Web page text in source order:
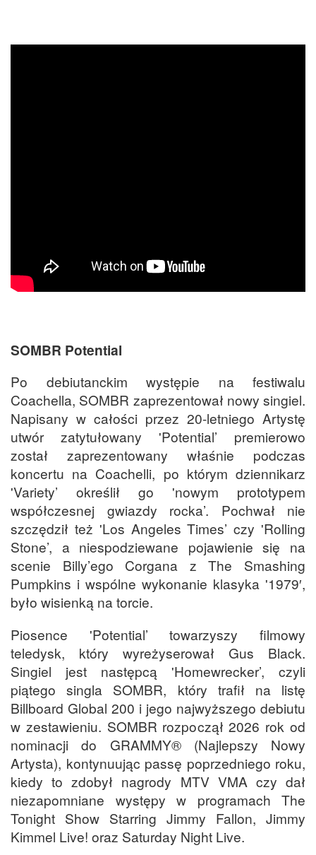
SOMBR Potential
Po debiutanckim występie na festiwalu
Coachella, SOMBR zaprezentował nowy singiel.
Napisany w całości przez 20-letniego Artystę
utwór zatytułowany 'Potential’ premierowo
został zaprezentowany właśnie podczas
koncertu na Coachelli, po którym dziennikarz
'Variety’ określił go 'nowym prototypem
współczesnej gwiazdy rocka’. Pochwał nie
szczędził też 'Los Angeles Times’ czy 'Rolling
Stone’, a niespodziewane pojawienie się na
scenie Billy’ego Corgana z The Smashing
Pumpkins i wspólne wykonanie klasyka '1979′,
było wisienką na torcie.
Piosence 'Potential’ towarzyszy filmowy
teledysk, który wyreżyserował Gus Black.
Singiel jest następcą 'Homewrecker’, czyli
piątego singla SOMBR, który trafił na listę
Billboard Global 200 i jego najwyższego debiutu
w zestawieniu. SOMBR rozpoczął 2026 rok od
nominacji do GRAMMY® (Najlepszy Nowy
Artysta), kontynuując passę poprzedniego roku,
kiedy to zdobył nagrody MTV VMA czy dał
niezapomniane występy w programach The
Tonight Show Starring Jimmy Fallon, Jimmy
Kimmel Live! oraz Saturday Night Live.